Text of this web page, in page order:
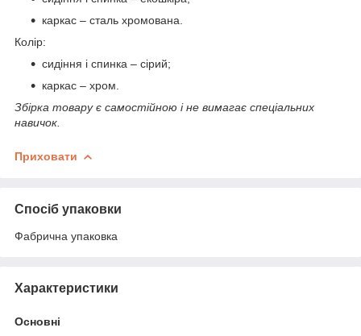
каркас – сталь хромована.
Колір:
сидіння і спинка – сірий;
каркас – хром.
Збірка товару є самостійною і не вимагає спеціальних
навичок.
Приховати
Спосіб упаковки
Фабрична упаковка
Характеристики
Основні